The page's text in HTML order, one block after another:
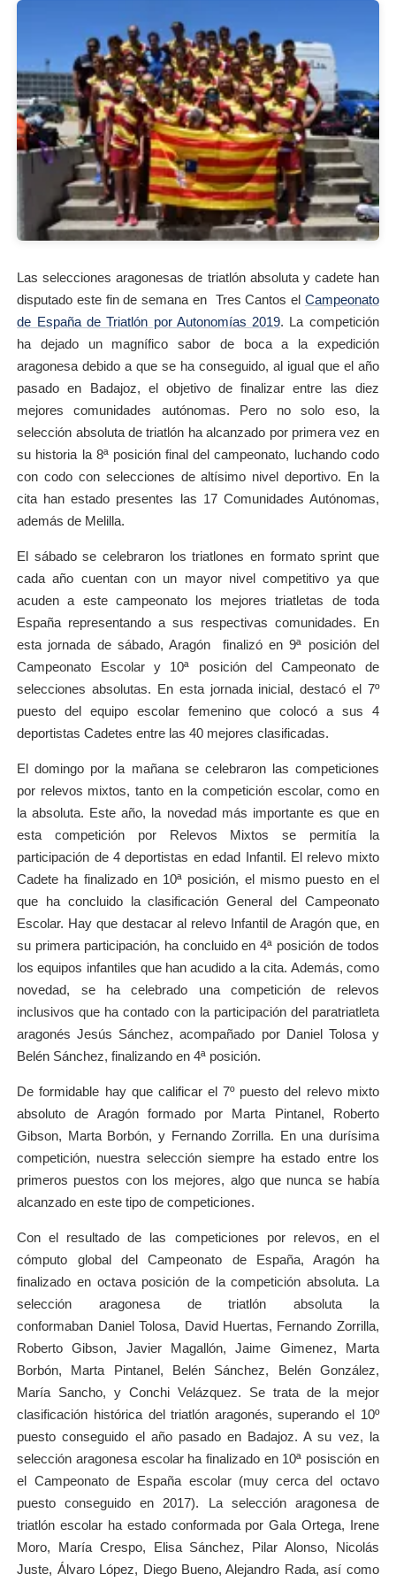
Las selecciones aragonesas de triatlón absoluta y cadete han
disputado este fin de semana en Tres Cantos el Campeonato
de España de Triatlón por Autonomías 2019. La competición
ha dejado un magnífico sabor de boca a la expedición
aragonesa debido a que se ha conseguido, al igual que el año
pasado en Badajoz, el objetivo de finalizar entre las diez
mejores comunidades autónomas. Pero no solo eso, la
selección absoluta de triatlón ha alcanzado por primera vez en
su historia la 8ª posición final del campeonato, luchando codo
con codo con selecciones de altísimo nivel deportivo. En la
cita han estado presentes las 17 Comunidades Autónomas,
además de Melilla.
El sábado se celebraron los triatlones en formato sprint que
cada año cuentan con un mayor nivel competitivo ya que
acuden a este campeonato los mejores triatletas de toda
España representando a sus respectivas comunidades. En
esta jornada de sábado, Aragón finalizó en 9ª posición del
Campeonato Escolar y 10ª posición del Campeonato de
selecciones absolutas. En esta jornada inicial, destacó el 7º
puesto del equipo escolar femenino que colocó a sus 4
deportistas Cadetes entre las 40 mejores clasificadas.
El domingo por la mañana se celebraron las competiciones
por relevos mixtos, tanto en la competición escolar, como en
la absoluta. Este año, la novedad más importante es que en
esta competición por Relevos Mixtos se permitía la
participación de 4 deportistas en edad Infantil. El relevo mixto
Cadete ha finalizado en 10ª posición, el mismo puesto en el
que ha concluido la clasificación General del Campeonato
Escolar. Hay que destacar al relevo Infantil de Aragón que, en
su primera participación, ha concluido en 4ª posición de todos
los equipos infantiles que han acudido a la cita. Además, como
novedad, se ha celebrado una competición de relevos
inclusivos que ha contado con la participación del paratriatleta
aragonés Jesús Sánchez, acompañado por Daniel Tolosa y
Belén Sánchez, finalizando en 4ª posición.
De formidable hay que calificar el 7º puesto del relevo mixto
absoluto de Aragón formado por Marta Pintanel, Roberto
Gibson, Marta Borbón, y Fernando Zorrilla. En una durísima
competición, nuestra selección siempre ha estado entre los
primeros puestos con los mejores, algo que nunca se había
alcanzado en este tipo de competiciones.
Con el resultado de las competiciones por relevos, en el
cómputo global del Campeonato de España, Aragón ha
finalizado en octava posición de la competición absoluta. La
selección aragonesa de triatlón absoluta la
conformaban Daniel Tolosa, David Huertas, Fernando Zorrilla,
Roberto Gibson, Javier Magallón, Jaime Gimenez, Marta
Borbón, Marta Pintanel, Belén Sánchez, Belén González,
María Sancho, y Conchi Velázquez. Se trata de la mejor
clasificación histórica del triatlón aragonés, superando el 10º
puesto conseguido el año pasado en Badajoz. A su vez, la
selección aragonesa escolar ha finalizado en 10ª posisción en
el Campeonato de España escolar (muy cerca del octavo
puesto conseguido en 2017). La selección aragonesa de
triatlón escolar ha estado conformada por Gala Ortega, Irene
Moro, María Crespo, Elisa Sánchez, Pilar Alonso, Nicolás
Juste, Álvaro López, Diego Bueno, Alejandro Rada, así como